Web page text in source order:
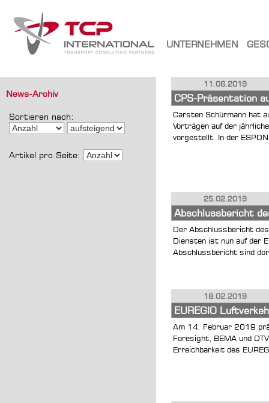
UNTERNEHMEN
News-Archiv
Sortieren nach:
Artikel pro Seite:
11.06.2019
CPS-Präsentation
Carsten Schürmann hat
Vorträgen auf der
vorgestellt. In der
25.02.2019
Abschlussbericht
Der Abschlussbericht
Diensten ist nun auf der
Abschlussbericht sind
18.02.2019
EUREGIO
Am 14. Februar 2019
Foresight, BEMA und
Erreichbarkeit des